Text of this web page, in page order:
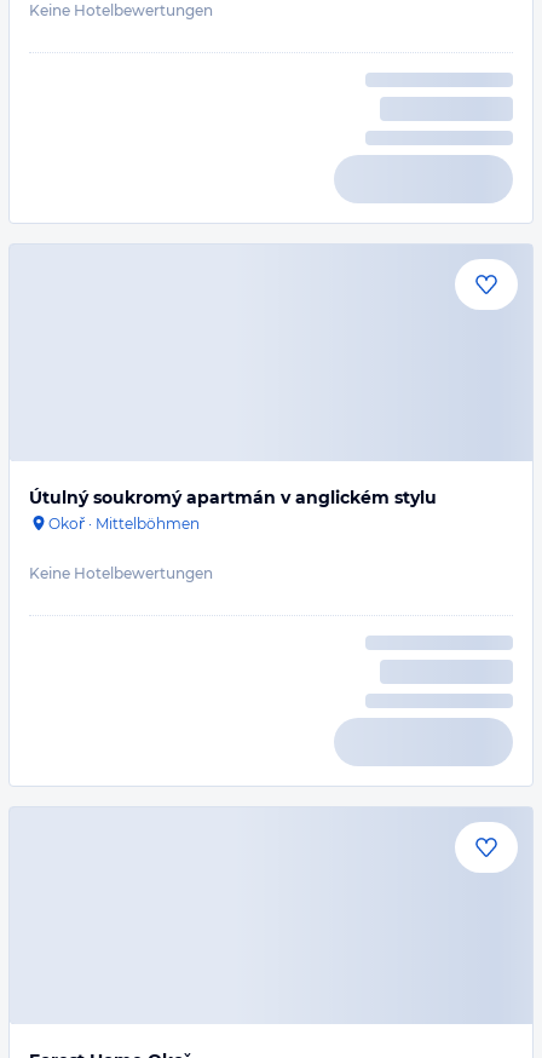
Keine Hotelbewertungen
Útulný soukromý apartmán v anglickém stylu
Okoř · Mittelböhmen
Keine Hotelbewertungen